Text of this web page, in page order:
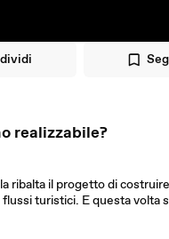
realizzabile?
ribalta il progetto di
turistici. E questa volta